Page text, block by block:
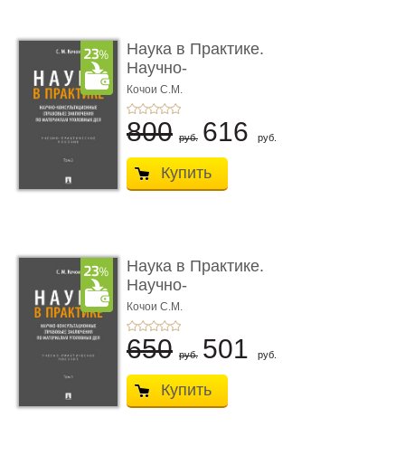
Наука в Практике.
Научно-
консультационные (пра
...
Кочои С.М.
800 руб. 616 руб.
Купить
Наука в Практике.
Научно-
консультационные (пра
...
Кочои С.М.
650 руб. 501 руб.
Купить